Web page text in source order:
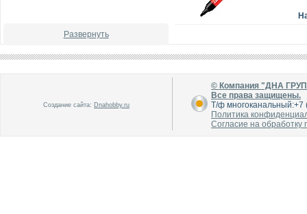
Развернуть
Создание сайта: Dnahobby.ru
© Компания "ДНА
Все права защищены.
Т/ф
Политика
Согласие на